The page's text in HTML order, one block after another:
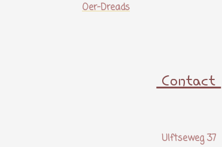
Oer-Dreads
Contact
Ulftseweg 37